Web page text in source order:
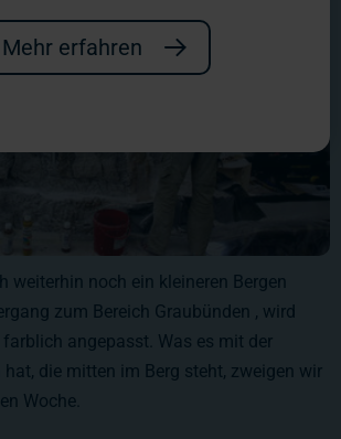
weiterhin noch ein kleineren Bergen
zum Bereich Graubünden , wird
angepasst. Was es mit der
die mitten im Berg steht, zweigen wir
Woche.
Mehr erfahren